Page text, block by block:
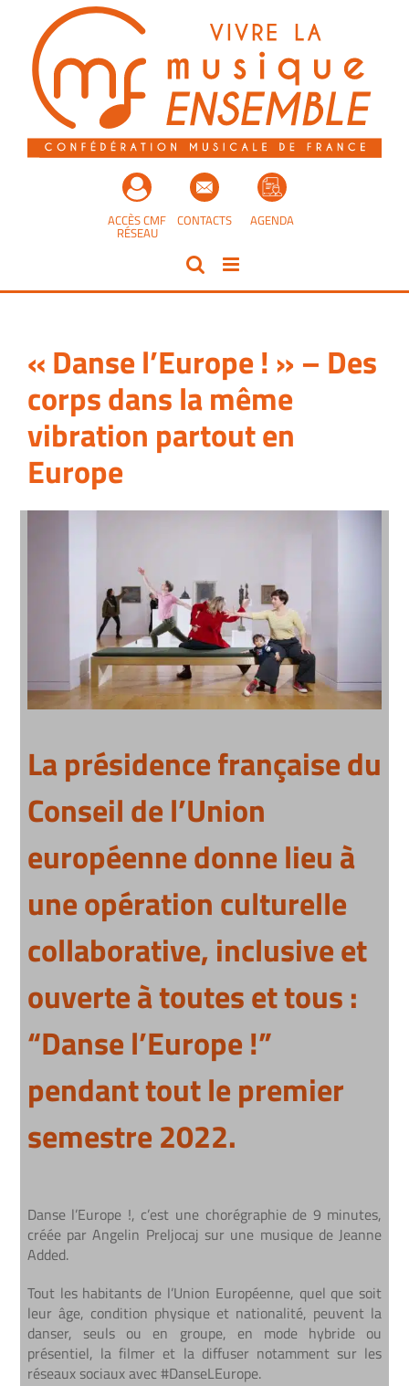
contenu
AGENDA
CONTACTS
ACCÈS CMF
RÉSEAU
« Danse l’Europe ! » – Des
corps dans la même
vibration partout en
Europe
La présidence française du
Conseil de l’Union
européenne donne lieu à
une opération culturelle
collaborative, inclusive et
ouverte à toutes et tous :
“Danse l’Europe !”
pendant tout le premier
semestre 2022.
Danse l’Europe !, c’est une chorégraphie de 9 minutes,
créée par Angelin Preljocaj sur une musique de Jeanne
Added.
Tout les habitants de l’Union Européenne, quel que soit
leur âge, condition physique et nationalité, peuvent la
danser, seuls ou en groupe, en mode hybride ou
présentiel, la filmer et la diffuser notamment sur les
réseaux sociaux avec #DanseLEurope.